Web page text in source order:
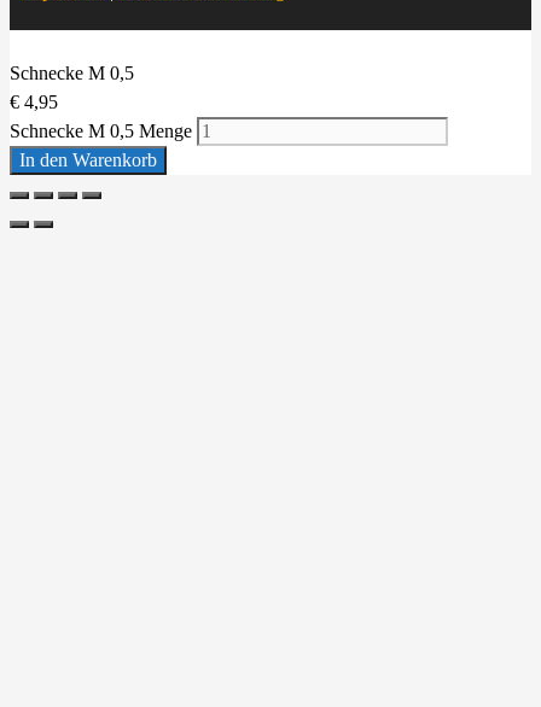
Schnecke M 0,5
€ 4,95
Schnecke M 0,5 Menge
In den Warenkorb